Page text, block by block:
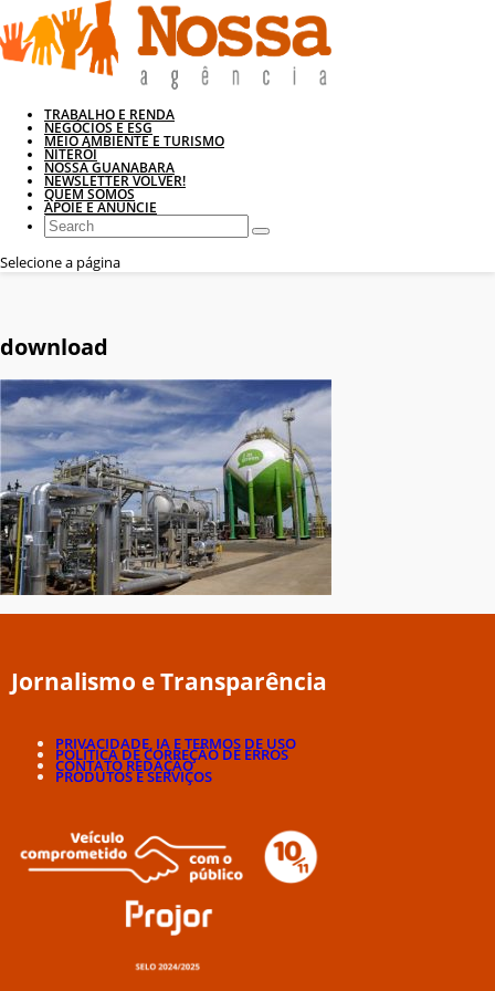
TRABALHO E RENDA
NEGÓCIOS E ESG
MEIO AMBIENTE E TURISMO
NITERÓI
NOSSA GUANABARA
NEWSLETTER VOLVER!
QUEM SOMOS
APOIE E ANUNCIE
Selecione a página
download
Jornalismo e Transparência
PRIVACIDADE, IA E TERMOS DE USO
POLÍTICA DE CORREÇÃO DE ERROS
CONTATO REDAÇÃO
PRODUTOS E SERVIÇOS